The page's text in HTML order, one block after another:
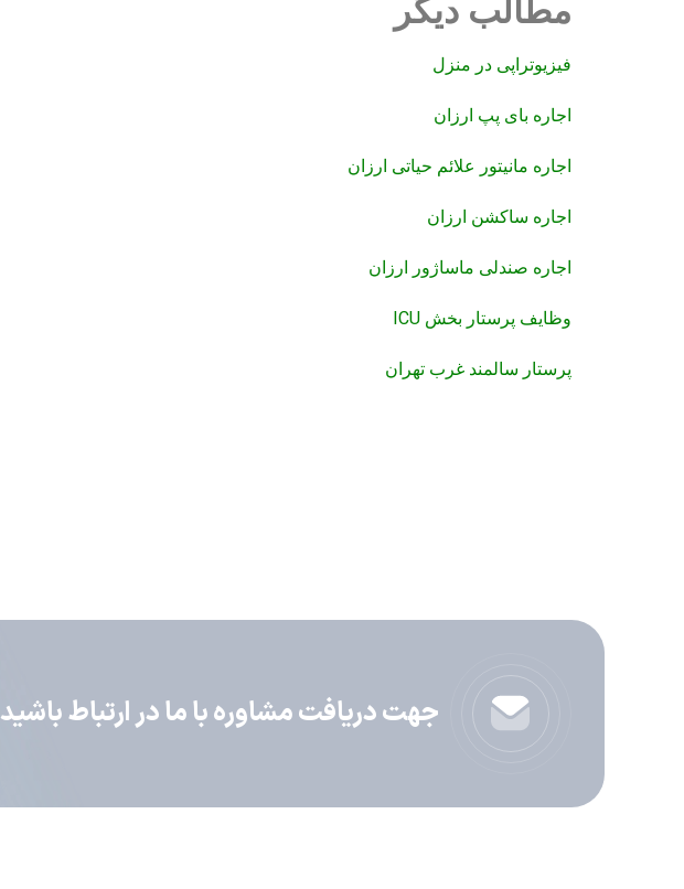
مطالب دیگر
فیزیوتراپی در منزل
اجاره بای پپ ارزان
اجاره مانیتور علائم حیاتی ارزان
اجاره ساکشن ارزان
اجاره صندلی ماساژور ارزان
وظایف پرستار بخش ICU
پرستار سالمند غرب تهران
جهت دریافت مشاوره با ما در ارتباط باشید